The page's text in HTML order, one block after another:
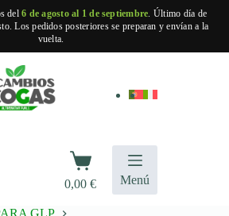
del6 de agosto al 1 de septiembre. Último día de
Los pedidos posteriores se preparan y envían a la
vuelta.
Carro
de
compra
0,00€ Menú